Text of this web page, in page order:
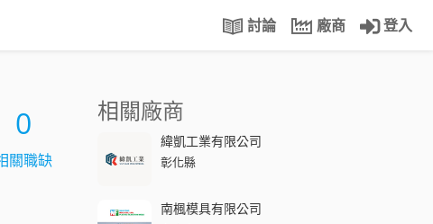
討論 廠商 登入
0
關職缺
相關廠商
緯凱工業有限公司
彰化縣
南楓模具有限公司